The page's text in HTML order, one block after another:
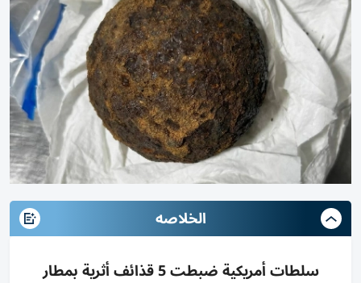
الخلاصه
سلطات أمريكية ضبطت 5 قذائف أثرية بمطار